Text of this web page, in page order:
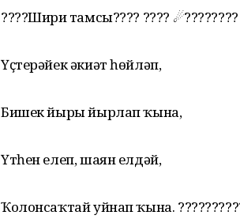
????Шиғри тамсы???? ???? ☄????????
Үҫтерәйек әкиәт һөйләп,
Бишек йыры йырлап ҡына,
Үтһен елеп, шаян елдәй,
Ҡолонсаҡтай уйнап ҡына.